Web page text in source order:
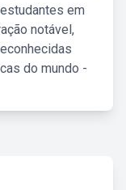
em
notável,
do mundo -